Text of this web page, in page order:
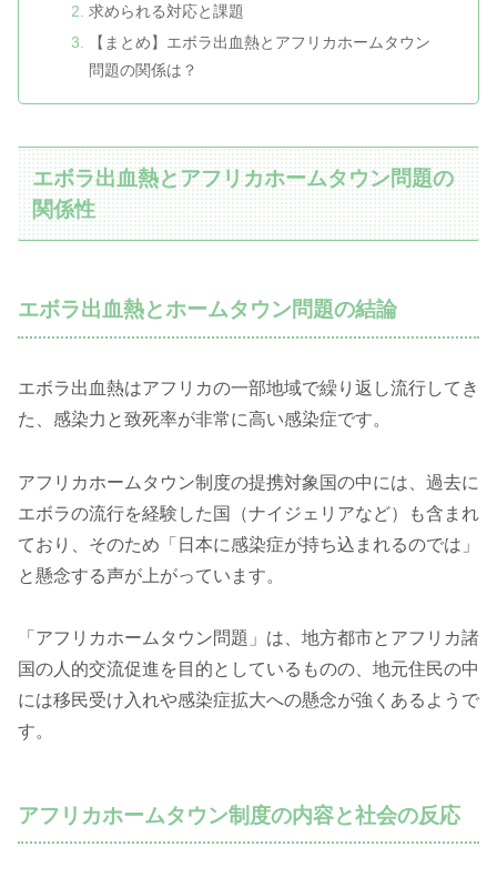
求められる対応と課題
【まとめ】エボラ出血熱とアフリカホームタウン
問題の関係は？
エボラ出血熱とアフリカホームタウン問題の
関係性
エボラ出血熱とホームタウン問題の結論
エボラ出血熱はアフリカの一部地域で繰り返し流行してき
た、感染力と致死率が非常に高い感染症です。
アフリカホームタウン制度の提携対象国の中には、過去に
エボラの流行を経験した国（ナイジェリアなど）も含まれ
ており、そのため「日本に感染症が持ち込まれるのでは」
と懸念する声が上がっています。
「アフリカホームタウン問題」は、地方都市とアフリカ諸
国の人的交流促進を目的としているものの、地元住民の中
には移民受け入れや感染症拡大への懸念が強くあるようで
す。
アフリカホームタウン制度の内容と社会の反応